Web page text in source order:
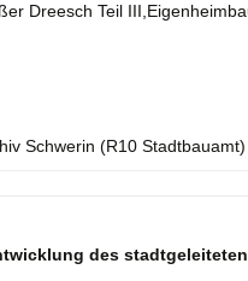
Dreesch Teil
Schwerin (R10
des